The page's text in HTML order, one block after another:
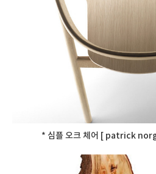
* 심플 오크 체어 [ patrick